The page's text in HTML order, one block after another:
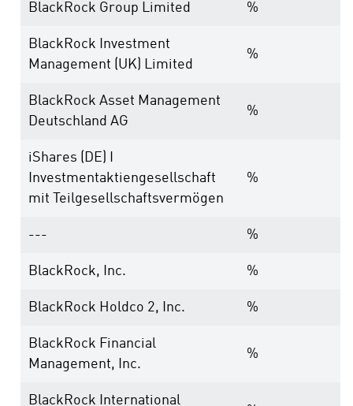
BlackRock Group Limited %
BlackRock Investment
Management (UK) Limited
%
BlackRock Asset Management
Deutschland AG
%
iShares (DE) I
Investmentaktiengesellschaft
mit Teilgesellschaftsvermögen
%
--- %
BlackRock, Inc. %
BlackRock Holdco 2, Inc. %
BlackRock Financial
Management, Inc.
%
BlackRock International